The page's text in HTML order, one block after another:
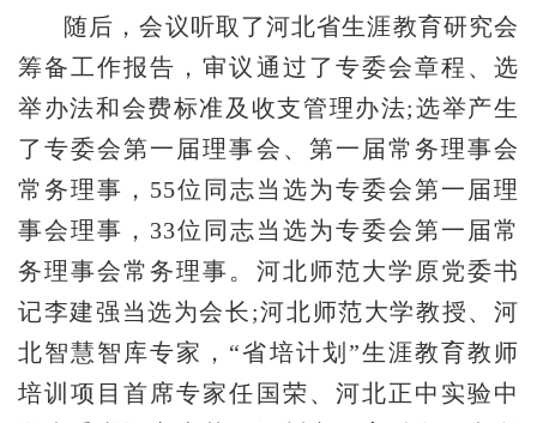
随后，会议听取了河北省生涯教育研究会
筹备工作报告，审议通过了专委会章程、选
举办法和会费标准及收支管理办法;选举产生
了专委会第一届理事会、第一届常务理事会
常务理事，55位同志当选为专委会第一届理
事会理事，33位同志当选为专委会第一届常
务理事会常务理事。河北师范大学原党委书
记李建强当选为会长;河北师范大学教授、河
北智慧智库专家，“省培计划”生涯教育教师
培训项目首席专家任国荣、河北正中实验中